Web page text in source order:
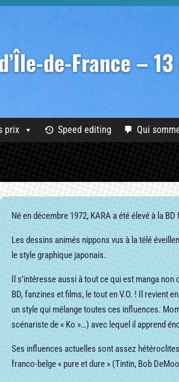
de-France –
prix Speed editing Qui
Né en décembre 1972, KARA a été élevé à la
Les dessins animés nippons vus à la télé
le style graphique japonais.
Il s’intéresse aussi à tout ce qui est manga
BD, fanzines et films, le tout en V.O. ! Il revient
un style qui mélange toutes ces influences.
scénariste de « Ko »…) avec lequel il apprend
Ses influences actuelles sont assez
franco-belge « pure et dure » (Tintin, Bob